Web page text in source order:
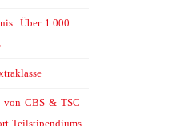
Über 1.000
von CBS & TSC
Teilstipendiums